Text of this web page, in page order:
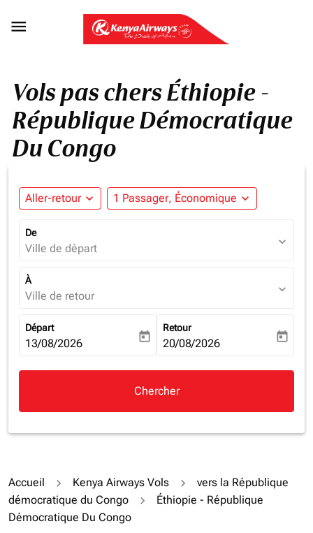

Vols pas chers Éthiopie -
République Démocratique
Du Congo
Aller-retour expand_more 1 Passager, Économique expand_more
De
Ville de départ expand_more
À
Ville de retour expand_more
Départ
fc-booking-departure-date-aria-label
13/08/2026 today
Retour
fc-booking-return-date-aria-
20/08/2026 today
Chercher
Accueil Kenya Airways Vols
vers la République
démocratique du Congo
Éthiopie - République
Démocratique Du Congo